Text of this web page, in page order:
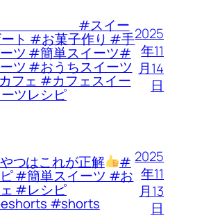
。 #スイー
ト #お菓子作り #手
ツ #簡単スイーツ#
ツ #おうちスイーツ
フェ #カフェスイー
ツレシピ
2025
年11
月14
日
つはこれが正解 #
#簡単スイーツ #お
#レシピ
#shorts
2025
年11
月13
日